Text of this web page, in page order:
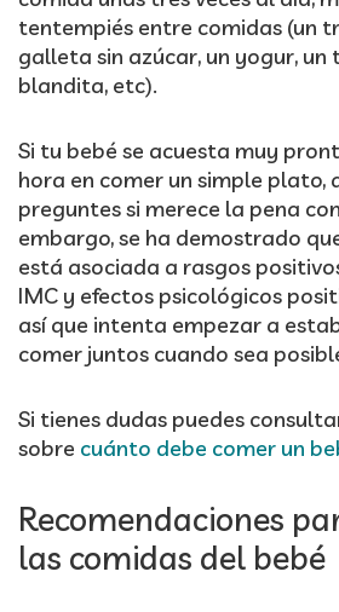
tentempiés entre comidas (un
galleta sin azúcar, un yogur,
blandita, etc).
Si tu bebé se acuesta muy
hora en comer un simple plato,
preguntes si merece la pena
embargo, se ha demostrado
está asociada a rasgos
IMC y efectos psicológicos
así que intenta empezar a
comer juntos cuando sea
Si tienes dudas puedes
sobre cuánto debe comer un
Recomendaciones
las comidas del bebé